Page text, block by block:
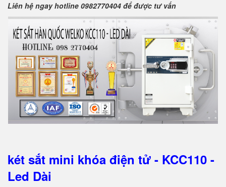
Liên hệ ngay hotline 0982770404 để được tư vấn
két sắt mini khóa điện tử - KCC110 -
Led Dài